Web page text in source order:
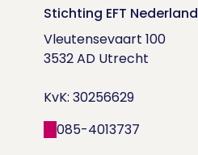
Stichting EFT Nederland
Vleutensevaart 100
3532 AD Utrecht
KvK: 30256629
085-4013737